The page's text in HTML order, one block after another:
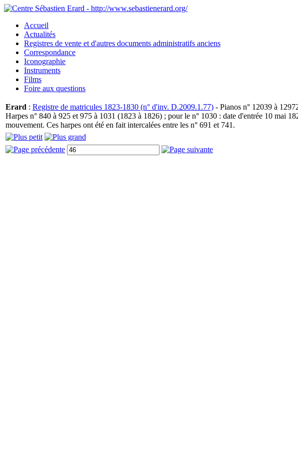
Accueil
Actualités
Registres de vente et d'autres documents administratifs anciens
Correspondance
Iconographie
Instruments
Films
Foire aux questions
Erard : Registre de matricules 1823-1830 (n° d'inv. D.2009.1.77) - Pianos n° 12039 à
Harpes n° 840 à 925 et 975 à 1031 (1823 à 1826) ; pour le n° 1030 : date d'entrée 10 mai
mouvement. Ces harpes ont été en fait intercalées entre les n° 691 et 741.